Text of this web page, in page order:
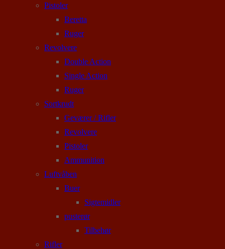
Pistoler
Beretta
Ruger
Revolvere
Double Action
Single Action
Ruger
Sortkrudt
Geværer / Rifler
Revolvere
Pistoler
Ammunition
Luftvåben
Buer
Sigtemidler
pusterør
Tilbehør
Rifler